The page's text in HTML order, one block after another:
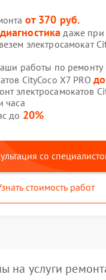
от 370 руб.
даже при
электросамокат
работы по ремонту
CityCoco X7 PRO
электросамокатов
часа
до 20%
со
стоимость работ
на услуги